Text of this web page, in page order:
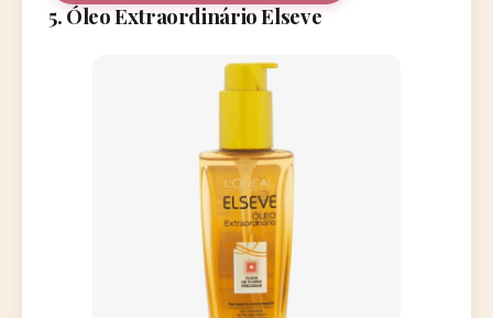
5. Óleo Extraordinário Elseve